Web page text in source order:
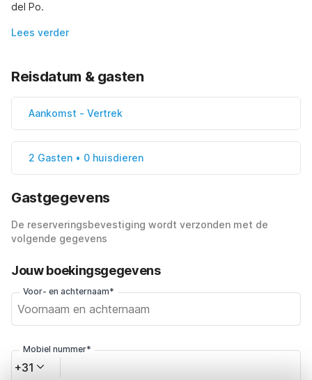
del Po.
Lees verder
Reisdatum & gasten
Aankomst - Vertrek
2 Gasten • 0 huisdieren
Gastgegevens
De reserveringsbevestiging wordt verzonden met de
volgende gegevens
Jouw boekingsgegevens
Voor- en achternaam*
Mobiel nummer*
+31